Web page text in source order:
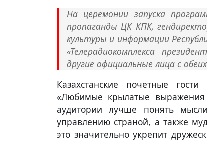
На церемонии запуска
пропаганды ЦК КПК,
культуры и информации
«Телерадиокомплекса
другие официальные лица с
Казахстанские почетные
«Любимые крылатые
аудитории лучше понять
управлению страной, а также
это значительно укрепит